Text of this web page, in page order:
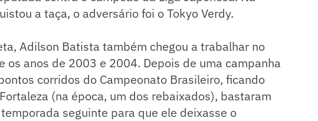
a taça, o adversário foi o Tokyo Verdy.
Adilson Batista também chegou a trabalhar no
os anos de 2003 e 2004. Depois de uma campanha
corridos do Campeonato Brasileiro, ficando
(na época, um dos rebaixados), bastaram
seguinte para que ele deixasse o